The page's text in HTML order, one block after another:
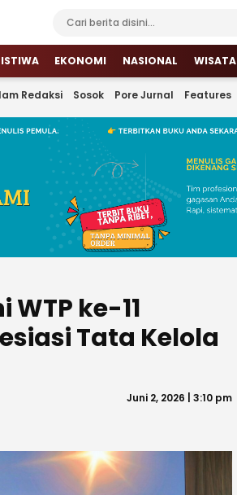
EKONOMI NASIONAL WISATA
Redaksi Sosok Pore Jurnal Features
ke-11
Tata Kelola
Juni 2, 2026 | 3:10 pm